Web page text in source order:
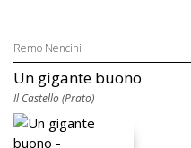
Remo Nencini
Un gigante buono
Il Castello (Prato)